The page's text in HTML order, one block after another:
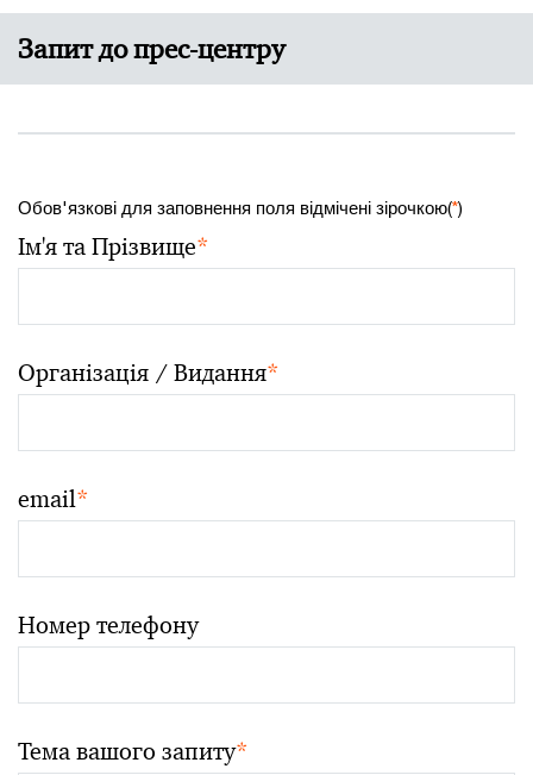
Запит до прес-центру
Обов'язкові для заповнення поля відмічені зірочкою(*)
Ім'я та Прізвище*
Організація / Видання*
email*
Номер телефону
Тема вашого запиту*